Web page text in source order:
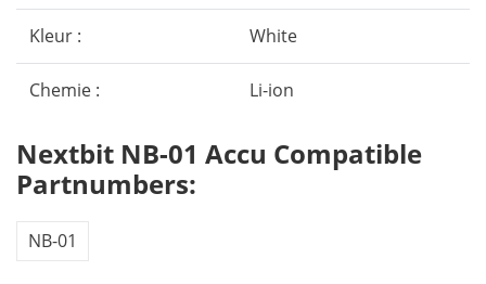
Kleur : White
Chemie : Li-ion
Nextbit NB-01 Accu Compatible
Partnumbers:
NB-01